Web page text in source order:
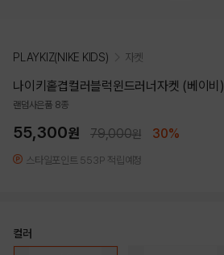
PLAYKIZ(NIKE KIDS) 자켓
나이키홑겹컬러블럭윈드러너자켓 (베이비)
랜덤사은품 8종
55,300원 79,000원 30%
스타일포인트 553P 적립예정
컬러